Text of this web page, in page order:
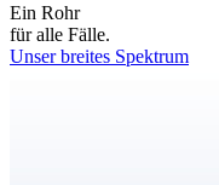
Ein Rohr
für alle Fälle.
Unser breites Spektrum